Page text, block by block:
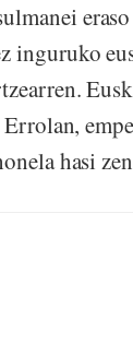
inguruko
hasi